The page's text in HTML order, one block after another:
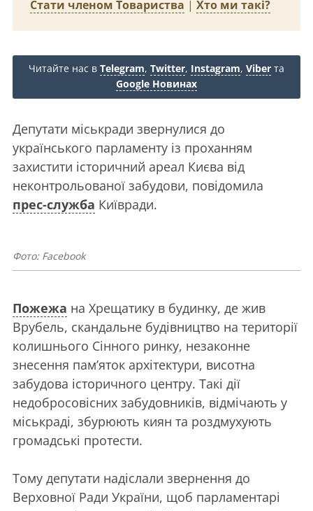
Стати членом Товариства | Хто ми такі?
Читайте нас в Telegram, Twitter, Instagram, Viber та
Google Новинах
Депутати міськради звернулися до
українського парламенту із проханням
захистити історичний ареал Києва від
неконтрольованої забудови, повідомила
прес-служба Київради.
Фото: Facebook
Пожежа на Хрещатику в будинку, де жив
Врубель, скандальне будівництво на території
колишнього Сінного ринку, незаконне
знесення пам’яток архітектури, висотна
забудова історичного центру. Такі дії
недобросовісних забудовників, відмічають у
міськраді, збурюють киян та роздмухують
громадські протести.
Тому депутати надіслали звернення до
Верховної Ради України, щоб парламентарі